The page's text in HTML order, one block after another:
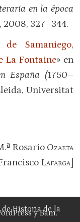
en la época
2008, 327–344.
Samaniego,
La Fontaine» en
España (1750–
Universitat
Rosario Ozaeta
Lafarga]
de Historia de la
yBam.